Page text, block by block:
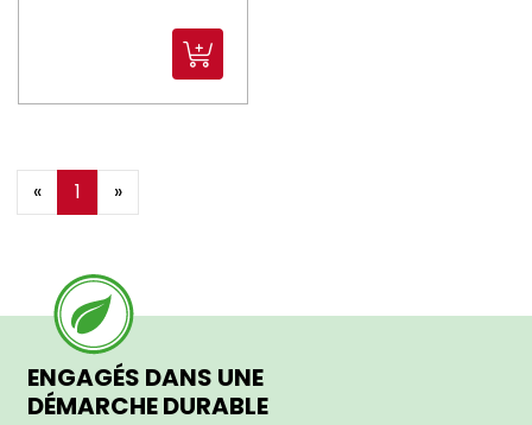
« 1 »
ENGAGÉS DANS UNE
DÉMARCHE DURABLE